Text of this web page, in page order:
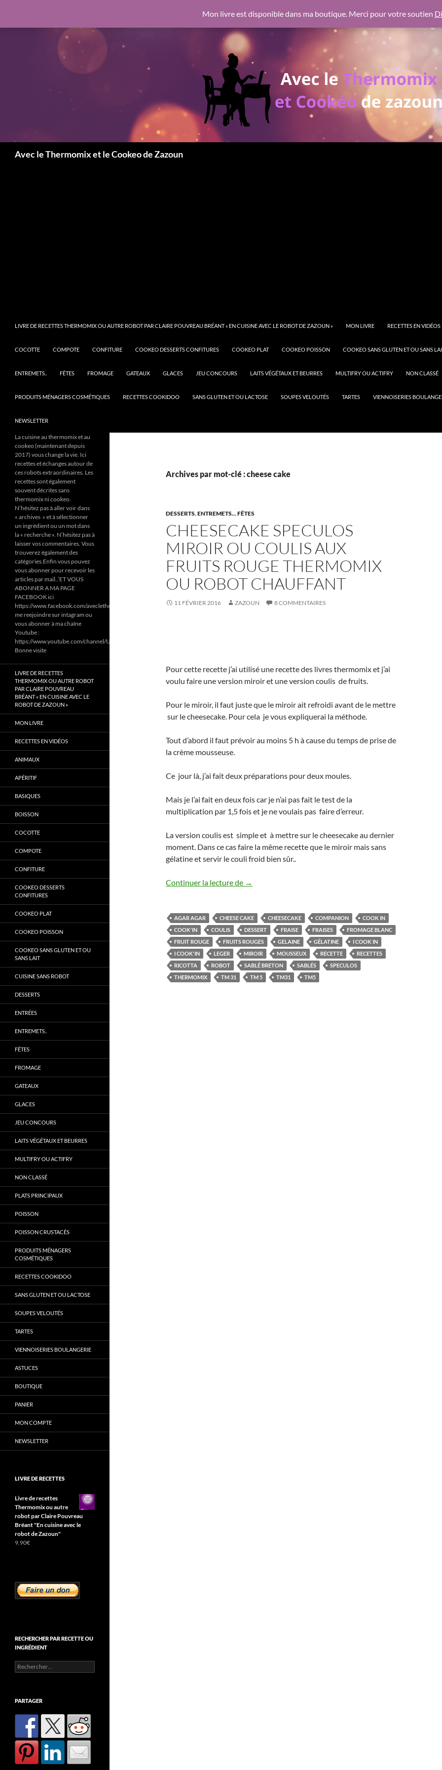
au
Avec le Thermomix et le Cookeo de Zazoun
LIVRE DE RECETTES THERMOMIX OU AUTRE ROBOT PAR CLAIRE POUVREAU BRÉANT « EN CUISINE AVEC LE ROBOT DE ZAZOUN » MON LIVRE RECETTES EN VIDÉOS
COCOTTE COMPOTE CONFITURE COOKEO DESSERTS CONFITURES COOKEO PLAT COOKEO POISSON COOKEO SANS GLUTEN ET OU SANS
ENTREMETS.. FÊTES FROMAGE GATEAUX GLACES JEU CONCOURS LAITS VÉGÉTAUX ET BEURRES MULTIFRY OU ACTIFRY NON CLASSÉ
PRODUITS MÉNAGERS COSMÉTIQUES RECETTES COOKIDOO SANS GLUTEN ET OU LACTOSE SOUPES VELOUTÉS TARTES VIENNOISERIES
NEWSLETTER
Archives par mot-clé : cheese cake
DESSERTS,ENTREMETS..,FÊTES
CHEESECAKE SPECULOS
MIROIR OU COULIS AUX
FRUITS ROUGE THERMOMIX
OU ROBOT CHAUFFANT
11 FÉVRIER 2016 ZAZOUN 8 COMMENTAIRES
Pour cette recette j’ai utilisé une recette des livres thermomix et j’ai
voulu faire une version miroir et une version coulis de fruits.
Pour le miroir, il faut juste que le miroir ait refroidi avant de le mettre
sur le cheesecake. Pour cela je vous expliquerai la méthode.
Tout d’abord il faut prévoir au moins 5 h à cause du temps de prise de
la crème mousseuse.
Ce jour là, j’ai fait deux préparations pour deux moules.
Mais je l’ai fait en deux fois car je n’ai pas fait le test de la
multiplication par 1,5 fois et je ne voulais pas faire d’erreur.
La version coulis est simple et à mettre sur le cheesecake au dernier
moment. Dans ce cas faire la même recette que le miroir mais sans
gélatine et servir le couli froid bien sûr..
Continuer la lecture de Cheesecake Speculos miroir ou coulis aux fruits rouge
→
AGAR AGAR CHEESE CAKE CHEESECAKE COMPANION
COOK IN
COOK'IN
COULIS DESSERT FRAISE FRAISES
FROMAGE BLANC
FRUIT ROUGE
FRUITS ROUGES GELAINE GÉLATINE
I COOK IN
I COOK'IN
LEGER MIROIR MOUSSEUX RECETTE
RECETTES
RICOTTA
ROBOT SABLÉ BRETON SABLÉS
SPECULOS
THERMOMIX
TM 31 TM 5 TM31 TM5
La cuisine au thermomix et au
cookeo (maintenant depuis
2017) vous change la vie. Ici
recettes et échanges autour de
ces robots extraordinaires. Les
recettes sont également
souvent décrites sans
thermomix ni cookeo.
N’hésitez pas à aller voir dans
« archives » et à sélectionner
un ingrédient ou un mot dans
la « recherche ». N’hésitez pas à
laisser vos commentaires. Vous
trouverez également des
catégories.Enfin vous pouvez
vous abonner pour recevoir les
articles par mail..’ET VOUS
ABONNER A MA PAGE
FACEBOOK ici
https://www.facebook.com/aveclethermomixetcookeodezazoun/
me reejoindre sur intagram ou
vous abonner à ma chaîne
Youtube :
https://www.youtube.com/channel/UC6Pa6dF808fmGjZ5MMlrtaA
Bonne visite
LIVRE DE RECETTES
THERMOMIX OU AUTRE ROBOT
PAR CLAIRE POUVREAU
BRÉANT « EN CUISINE AVEC LE
ROBOT DE ZAZOUN »
MON LIVRE
RECETTES EN VIDÉOS
ANIMAUX
APÉRITIF
BASIQUES
BOISSON
COCOTTE
COMPOTE
CONFITURE
COOKEO DESSERTS
CONFITURES
COOKEO PLAT
COOKEO POISSON
COOKEO SANS GLUTEN ET OU
SANS LAIT
CUISINE SANS ROBOT
DESSERTS
ENTRÉES
ENTREMETS..
FÊTES
FROMAGE
GATEAUX
GLACES
JEU CONCOURS
LAITS VÉGÉTAUX ET BEURRES
MULTIFRY OU ACTIFRY
NON CLASSÉ
PLATS PRINCIPAUX
POISSON
POISSON CRUSTACÉS
PRODUITS MÉNAGERS
COSMÉTIQUES
RECETTES COOKIDOO
SANS GLUTEN ET OU LACTOSE
SOUPES VELOUTÉS
TARTES
VIENNOISERIES BOULANGERIE
ASTUCES
BOUTIQUE
PANIER
MON COMPTE
NEWSLETTER
LIVRE DE RECETTES
Livre de recettes
Thermomix ou autre
robot par Claire Pouvreau
Bréant "En cuisine avec le
robot de Zazoun"
9,90€
RECHERCHER PAR RECETTE OU
INGRÉDIENT
Rechercher :
PARTAGER
Mon livre est disponible dans ma boutique. Merci pour votre soutien